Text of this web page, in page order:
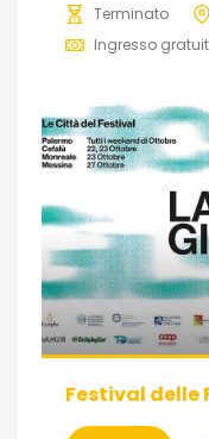
Terminato
Ingresso
Festival delle